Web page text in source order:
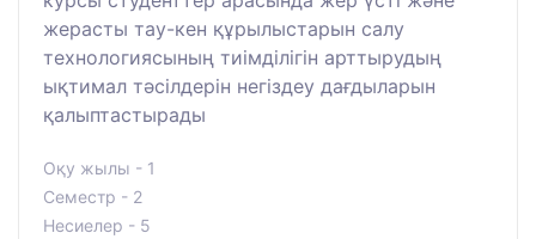
жерасты тау-кен құрылыстарын салу
технологиясының тиімділігін арттырудың
ықтимал тәсілдерін негіздеу дағдыларын
қалыптастырады
Оқу жылы - 1
Семестр - 2
Несиелер - 5